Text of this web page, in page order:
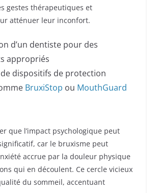
gestes thérapeutiques et
atténuer leur inconfort.
d’un dentiste pour des
appropriés
dispositifs de protection
BruxiStop ou MouthGuard
que l’impact psychologique peut
car le bruxisme peut
accrue par la douleur physique
qui en découlent. Ce cercle vicieux
du sommeil, accentuant